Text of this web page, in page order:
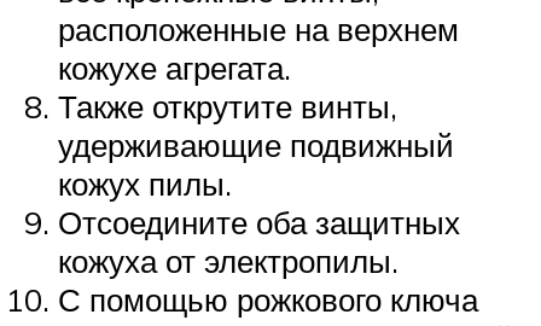
расположенные на верхнем
кожухе агрегата.
Также открутите винты,
удерживающие подвижный
кожух пилы.
Отсоедините оба защитных
кожуха от электропилы.
С помощью рожкового ключа